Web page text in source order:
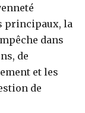
principaux, la
dans
de
et les
de